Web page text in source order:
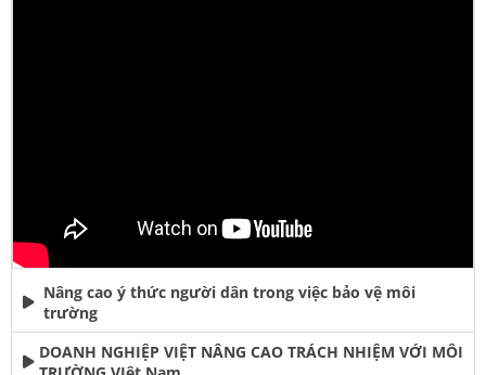
Nâng cao ý thức người dân trong việc bảo vệ môi
trường
DOANH NGHIỆP VIỆT NÂNG CAO TRÁCH NHIỆM VỚI MÔI